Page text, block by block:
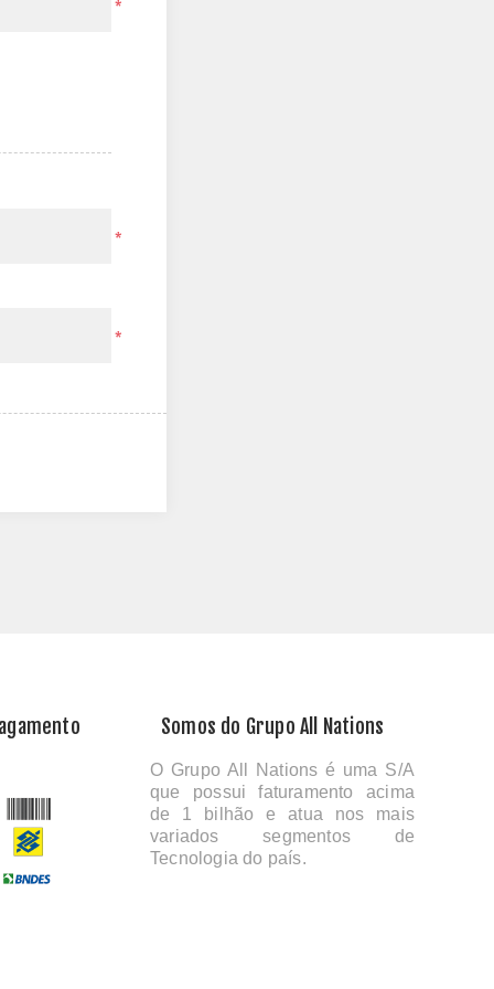
*
*
*
Somos do Grupo All Nations
O Grupo All Nations é uma S/A
que possui faturamento acima
de 1 bilhão e atua nos mais
variados segmentos de
Tecnologia do país.